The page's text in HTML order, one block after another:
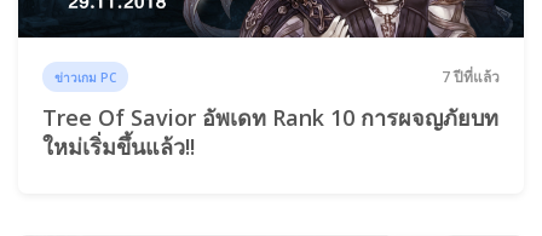
ข่าวเกม PC 7 ปีที่แล้ว
Tree Of Savior อัพเดท Rank 10 การผจญภัยบท
ใหม่เริ่มขึ้นแล้ว!!